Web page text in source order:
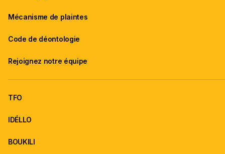
Mécanisme de plaintes
Code de déontologie
Rejoignez notre équipe
TFO
IDÉLLO
BOUKILI